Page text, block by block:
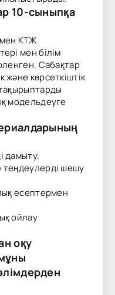
10-сыныпқа
КТЖ
мен білім
Сабақтар
көрсеткіштік
модельдеуге
дамыту.
шешу
есептермен
ойлау
оқу